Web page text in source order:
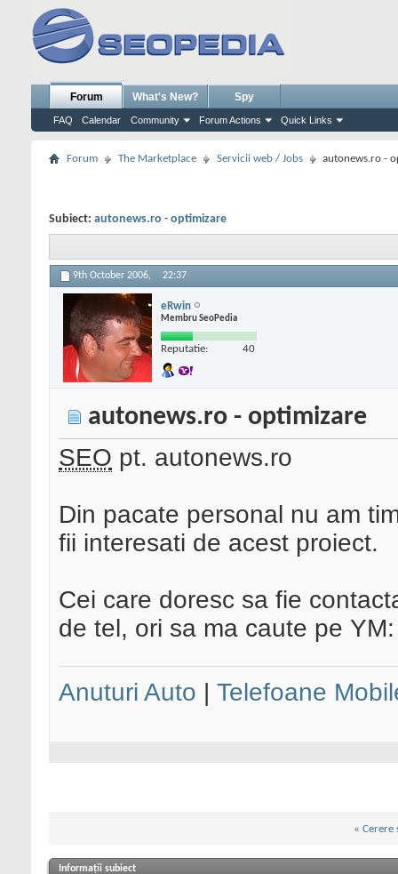
Forum
FAQ Calendar Community Forum Actions Quick Links
What's New? Spy
Forum The Marketplace Servicii web / Jobs autonews.ro -
Subiect: autonews.ro - optimizare
9th October 2006, 22:37
eRwin
Membru SeoPedia
Reputatie: 40
autonews.ro - optimizare
SEO pt. autonews.ro
Din pacate personal nu am
fii interesati de acest proiect.
Cei care doresc sa fie
de tel, ori sa ma caute pe
Anuturi Auto Telefoane
« Cerere
Informații subiect